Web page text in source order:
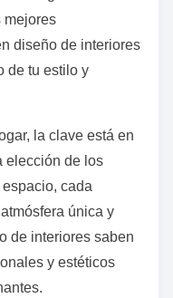
mejores
diseño de interiores
de tu estilo y
la clave está en
elección de los
cada
única y
de interiores saben
y estéticos